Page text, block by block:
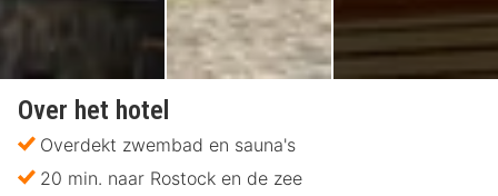
Over het hotel
Overdekt zwembad en sauna's
20 min. naar Rostock en de zee